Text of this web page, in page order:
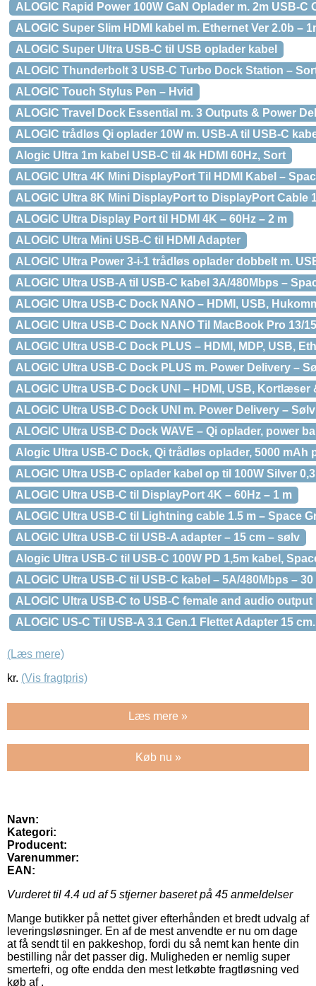
ALOGIC Rapid Power 100W GaN Oplader m. 2m USB-C
ALOGIC Super Slim HDMI kabel m. Ethernet Ver 2.0b –
ALOGIC Super Ultra USB-C til USB oplader kabel
ALOGIC Thunderbolt 3 USB-C Turbo Dock Station –
ALOGIC Touch Stylus Pen – Hvid
ALOGIC Travel Dock Essential m. 3 Outputs & Power
ALOGIC trådløs Qi oplader 10W m. USB-A til USB-C
Alogic Ultra 1m kabel USB-C til 4k HDMI 60Hz, Sort
ALOGIC Ultra 4K Mini DisplayPort Til HDMI Kabel –
ALOGIC Ultra 8K Mini DisplayPort to DisplayPort Cable
ALOGIC Ultra Display Port til HDMI 4K – 60Hz – 2 m
ALOGIC Ultra Mini USB-C til HDMI Adapter
ALOGIC Ultra Power 3-i-1 trådløs oplader dobbelt m.
ALOGIC Ultra USB-A til USB-C kabel 3A/480Mbps –
ALOGIC Ultra USB-C Dock NANO – HDMI, USB,
ALOGIC Ultra USB-C Dock NANO Til MacBook Pro 13/
ALOGIC Ultra USB-C Dock PLUS – HDMI, MDP, USB,
ALOGIC Ultra USB-C Dock PLUS m. Power Delivery –
ALOGIC Ultra USB-C Dock UNI – HDMI, USB, Kortlæser
ALOGIC Ultra USB-C Dock UNI m. Power Delivery –
ALOGIC Ultra USB-C Dock WAVE – Qi oplader, power
Alogic Ultra USB-C Dock, Qi trådløs oplader, 5000 mAh
ALOGIC Ultra USB-C oplader kabel op til 100W Silver
ALOGIC Ultra USB-C til DisplayPort 4K – 60Hz – 1 m
ALOGIC Ultra USB-C til Lightning cable 1.5 m – Space
ALOGIC Ultra USB-C til USB-A adapter – 15 cm – sølv
Alogic Ultra USB-C til USB-C 100W PD 1,5m kabel,
ALOGIC Ultra USB-C til USB-C kabel – 5A/480Mbps –
ALOGIC Ultra USB-C to USB-C female and audio output
ALOGIC US-C Til USB-A 3.1 Gen.1 Flettet Adapter 15
(Læs mere)
kr. (Vis fragtpris)
Læs mere »
Køb nu »
Navn:
Kategori:
Producent:
Varenummer:
EAN:
Vurderet til 4.4 ud af 5 stjerner baseret på 45 anmeldelser
Mange butikker på nettet giver efterhånden et bredt udvalg af
leveringsløsninger. En af de mest anvendte er nu om dage
at få sendt til en pakkeshop, fordi du så nemt kan hente din
bestilling når det passer dig. Muligheden er nemlig super
smertefri, og ofte endda den mest letkøbte fragtløsning ved
køb af .